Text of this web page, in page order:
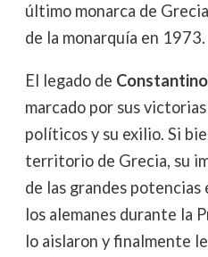
último monarca de
de la monarquía en 1973.
El legado de
marcado por sus
políticos y su exilio. Si
territorio de Grecia, su
de las grandes potencias
los alemanes durante la
lo aislaron y finalmente